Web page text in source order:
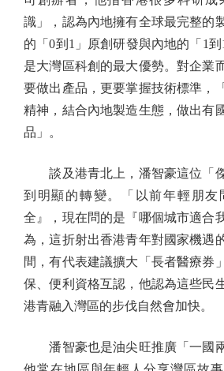
識」，認為內地擁有全球最完整的
的「0到1」原創研發與內地的「1到
是大灣區科創的最大優勢。對企業
要做出產品，更要掌握技術標準，
精神，結合內地製造生態，做出有
品」。
談及港青北上，潘智豪這位「
到明顯的轉變。「以前年輕朋友
全』，現在問的是『哪個城市適合
為，這折射出香港青年對國家機遇
間，有代表建議擴大「長者醫療券
保、便利資格互認，他認為這些民
港青融入灣區的步伐自然會加快。
潘智豪也是油尖旺推廣「一國兩